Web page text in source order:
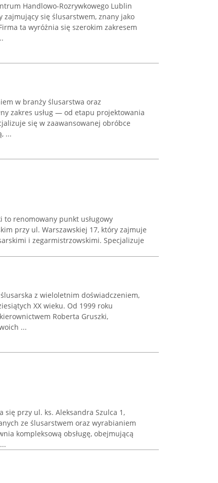
Handlowo-Rozrywkowego Lublin
zajmujący się ślusarstwem, znany jako
ta wyróżnia się szerokim zakresem
w branży ślusarstwa oraz
zakres usług — od etapu projektowania
się w zaawansowanej obróbce
...
to renomowany punkt usługowy
przy ul. Warszawskiej 17, który zajmuje
i zegarmistrzowskimi. Specjalizuje
z wieloletnim doświadczeniem,
XX wieku. Od 1999 roku
Roberta Gruszki,
...
się przy ul. ks. Aleksandra Szulca 1,
ze ślusarstwem oraz wyrabianiem
kompleksową obsługę, obejmującą